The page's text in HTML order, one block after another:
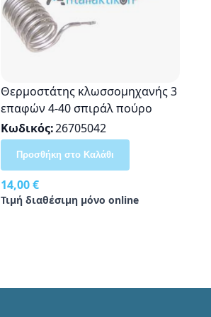
Θερμοστάτης κλωσσομηχανής 3
επαφών 4-40 σπιράλ πούρο
Κωδικός 26705042
14,00 €
Τιμή διαθέσιμη μόνο online
Προσθήκη στο Καλάθι